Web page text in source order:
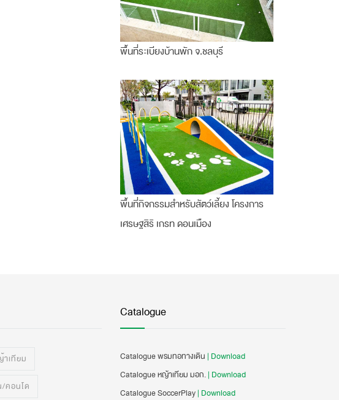
พื้นที่ระเบียงบ้านพัก จ.ชลบุรี
พื้นที่กิจกรรมสำหรับสัตว์เลี้ยง โครงการ
เศรษฐสิริ เกรท ดอนเมือง
เทียม
คอนโด
Catalogue
Catalogue พรมทอทางเดิน | Download
Catalogue หญ้าเทียม มอก.| Download
Catalogue SoccerPlay| Download